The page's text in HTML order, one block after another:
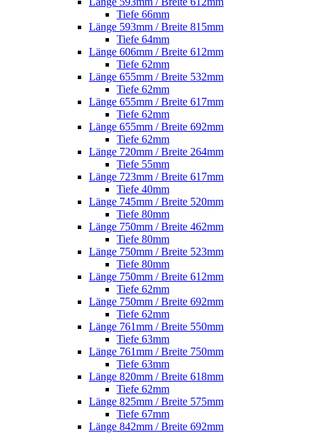
Tiefe 66mm
Länge 593mm / Breite 815mm
Tiefe 64mm
Länge 606mm / Breite 612mm
Tiefe 62mm
Länge 655mm / Breite 532mm
Tiefe 62mm
Länge 655mm / Breite 617mm
Tiefe 62mm
Länge 655mm / Breite 692mm
Tiefe 62mm
Länge 720mm / Breite 264mm
Tiefe 55mm
Länge 723mm / Breite 617mm
Tiefe 40mm
Länge 745mm / Breite 520mm
Tiefe 80mm
Länge 750mm / Breite 462mm
Tiefe 80mm
Länge 750mm / Breite 523mm
Tiefe 80mm
Länge 750mm / Breite 612mm
Tiefe 62mm
Länge 750mm / Breite 692mm
Tiefe 62mm
Länge 761mm / Breite 550mm
Tiefe 63mm
Länge 761mm / Breite 750mm
Tiefe 63mm
Länge 820mm / Breite 618mm
Tiefe 62mm
Länge 825mm / Breite 575mm
Tiefe 67mm
Länge 842mm / Breite 692mm